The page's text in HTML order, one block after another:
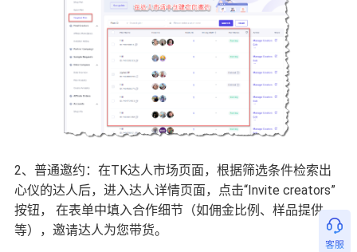
2、普通邀约：在TK达人市场页面，根据筛选条件检索出
心仪的达人后，进入达人详情页面，点击“Invite creators”
按钮， 在表单中填入合作细节（如佣金比例、样品提供
等），邀请达人为您带货。